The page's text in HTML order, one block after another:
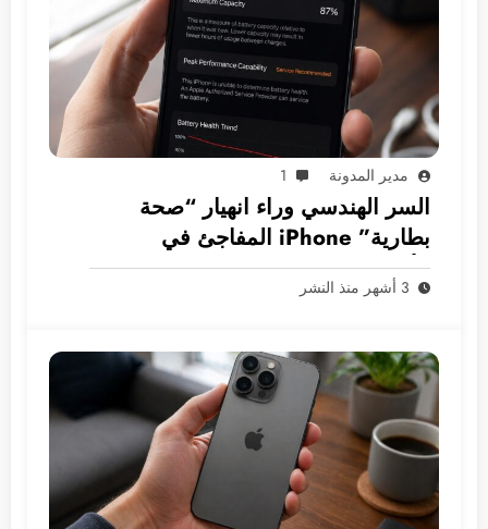
مدير المدونة 1
السر الهندسي وراء انهيار “صحة
بطارية” iPhone المفاجئ في
الأسواق العربية
3 أشهر منذ النشر